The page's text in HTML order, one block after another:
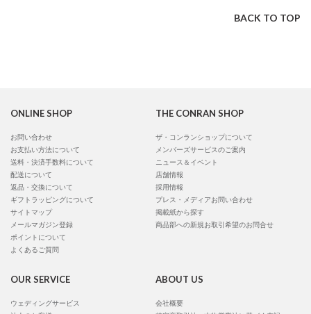
BACK TO TOP
ONLINE SHOP
お問い合わせ
お支払い方法について
送料・決済手数料について
配送について
返品・交換について
ギフトラッピングについて
サイトマップ
メールマガジン登録
ポイントについて
よくあるご質問
THE CONRAN SHOP
ザ・コンランショップについて
メンバーズサービスのご案内
ニュース＆イベント
店舗情報
採用情報
プレス・メディアお問い合わせ
掲載紙から探す
商品部への新規お取引希望のお問合せ
OUR SERVICE
ウェディングサービス
ABOUT US
会社概要